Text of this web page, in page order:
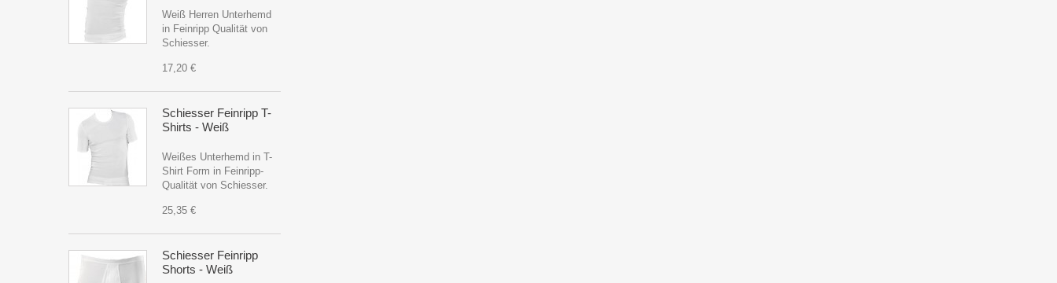
Weiß Herren Unterhemd
in Feinripp Qualität von
Schiesser.
17,20 €
Schiesser Feinripp T-
Shirts - Weiß
Weißes Unterhemd in T-
Shirt Form in Feinripp-
Qualität von Schiesser.
25,35 €
Schiesser Feinripp
Shorts - Weiß